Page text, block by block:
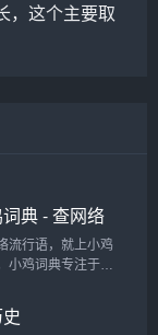
，这个主要取
典 - 查网络
，就上小
流行语，就上小鸡
小鸡词典专注于网
的速度在全网捕捉
网络热词。以简单